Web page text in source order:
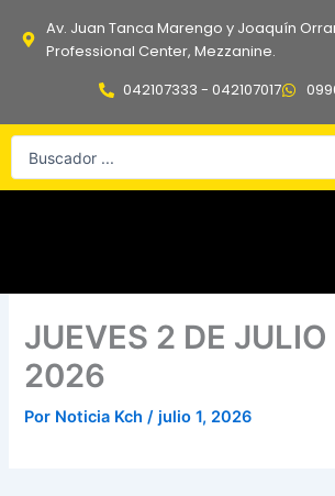
Av. Juan Tanca Marengo y Joaquín
Professional Center, Mezzanine.
042107333 - 042107017
Search
JUEVES 2 DE JULIO
2026
Por Noticia Kch/ julio 1, 2026